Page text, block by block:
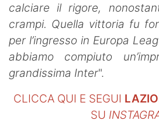
calciare il rigore,
crampi. Quella vittoria fu
per l’ingresso in Europa
abbiamo compiuto
grandissima Inter".
CLICCA QUI E SEGUI
SU